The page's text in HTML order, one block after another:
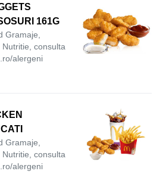
161G
Gramaje,
consulta
alergeni
Gramaje,
consulta
alergeni